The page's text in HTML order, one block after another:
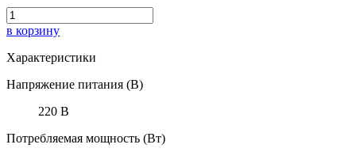
в корзину
Характеристики
Напряжение питания (В)
220 В
Потребляемая мощность (Вт)